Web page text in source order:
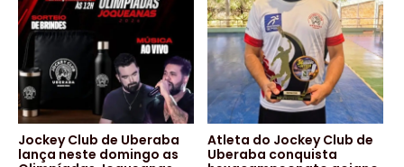
Jockey Club de Uberaba
lança neste domingo as
Atleta do Jockey Club de
Uberaba conquista